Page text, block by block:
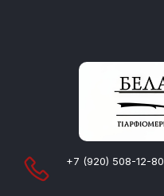
+7 (920) 508-12-80